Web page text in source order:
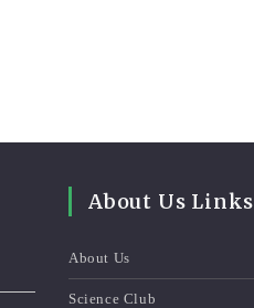
About Us Links
About Us
Science Club